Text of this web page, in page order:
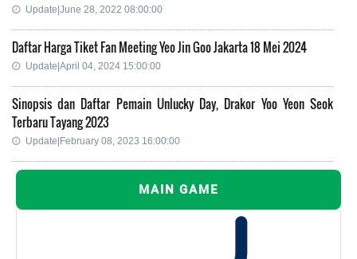
Update|June 28, 2022 08:00:00
Daftar Harga Tiket Fan Meeting Yeo Jin Goo Jakarta 18 Mei 2024
Update|April 04, 2024 15:00:00
Sinopsis dan Daftar Pemain Unlucky Day, Drakor Yoo Yeon Seok
Terbaru Tayang 2023
Update|February 08, 2023 16:00:00
MAIN GAME